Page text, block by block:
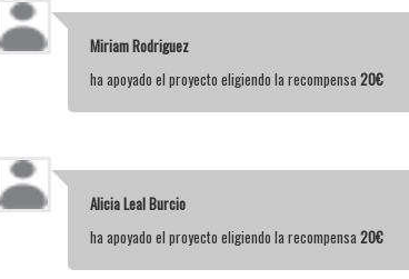
Miriam Rodriguez
ha apoyado el proyecto eligiendo la recompensa 20€
Alicia Leal Burcio
ha apoyado el proyecto eligiendo la recompensa 20€